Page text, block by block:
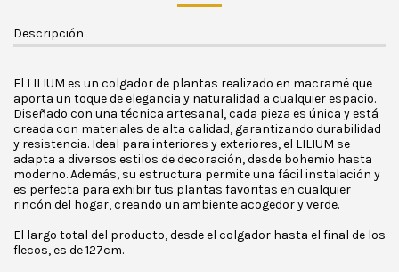
Descripción
El LILIUM es un colgador de plantas realizado en macramé que
aporta un toque de elegancia y naturalidad a cualquier espacio.
Diseñado con una técnica artesanal, cada pieza es única y está
creada con materiales de alta calidad, garantizando durabilidad
y resistencia. Ideal para interiores y exteriores, el LILIUM se
adapta a diversos estilos de decoración, desde bohemio hasta
moderno. Además, su estructura permite una fácil instalación y
es perfecta para exhibir tus plantas favoritas en cualquier
rincón del hogar, creando un ambiente acogedor y verde.
El largo total del producto, desde el colgador hasta el final de los
flecos, es de 127cm.